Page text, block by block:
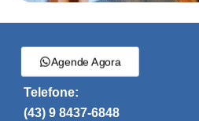
Agende Agora
Telefone:
(43) 9 8437-6848